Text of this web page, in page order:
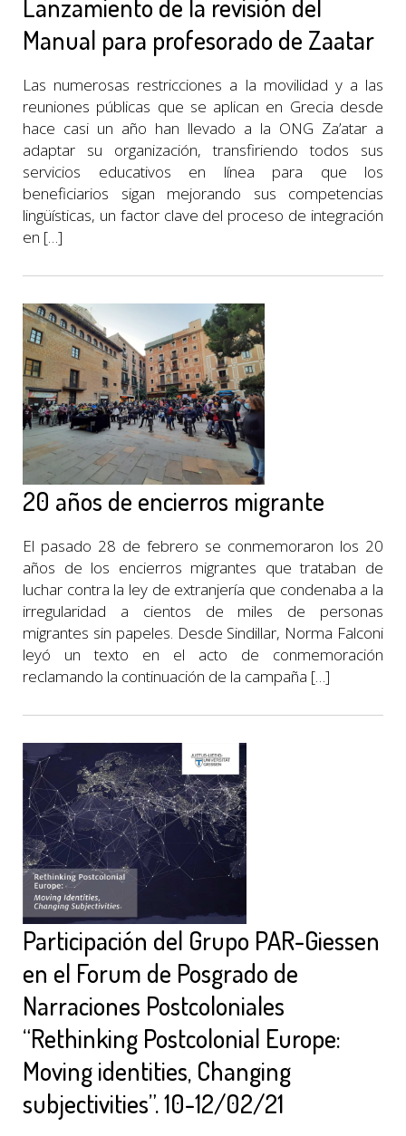
Lanzamiento de la revisión del
Manual para profesorado de Zaatar
Las numerosas restricciones a la movilidad y a las
reuniones públicas que se aplican en Grecia desde
hace casi un año han llevado a la ONG Za’atar a
adaptar su organización, transfiriendo todos sus
servicios educativos en línea para que los
beneficiarios sigan mejorando sus competencias
lingüísticas, un factor clave del proceso de integración
en […]
20 años de encierros migrante
El pasado 28 de febrero se conmemoraron los 20
años de los encierros migrantes que trataban de
luchar contra la ley de extranjería que condenaba a la
irregularidad a cientos de miles de personas
migrantes sin papeles. Desde Sindillar, Norma Falconi
leyó un texto en el acto de conmemoración
reclamando la continuación de la campaña […]
Participación del Grupo PAR-Giessen
en el Forum de Posgrado de
Narraciones Postcoloniales
“Rethinking Postcolonial Europe:
Moving identities, Changing
subjectivities”. 10-12/02/21